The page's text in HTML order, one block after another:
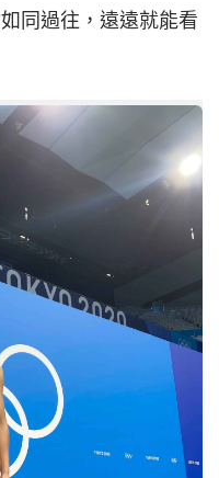
同過往，遠遠就能看